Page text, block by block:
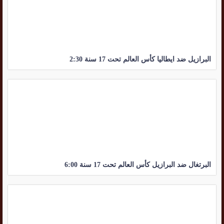
البرازيل ضد ايطاليا كأس العالم تحت 17 سنة 2:30
البرتغال ضد البرازيل كأس العالم تحت 17 سنة 6:00